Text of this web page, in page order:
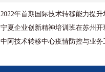
2022年首期国际技术转移能力提升
宁夏企业创新精神培训班在苏州开
中阿技术转移中心疫情防控与业务